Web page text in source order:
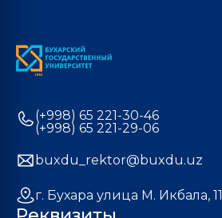
(+998) 65 221-30-46
(+998) 65 221-29-06
buxdu_rektor@buxdu.uz
г. Бухара улица М. Икбала, 11